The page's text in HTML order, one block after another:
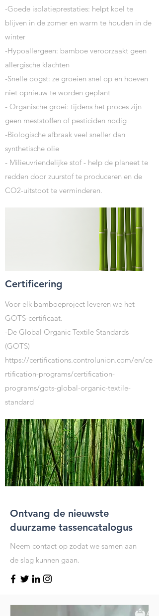
-Goede isolatieprestaties: helpt koel te
blijven in de zomer en warm te houden in de
winter
-Hypoallergeen: bamboe veroorzaakt geen
allergische klachten
-Snelle oogst: ze groeien snel op en hoeven
niet opnieuw te worden geplant
- Organische groei: tijdens het proces zijn
geen meststoffen of pesticiden nodig
-Biologische afbraak veel sneller dan
synthetische olie
- Milieuvriendelijke stof - help de planeet te
redden door zuurstof te produceren en de
CO2-uitstoot te verminderen.
Certificering
Voor elk bamboeproject leveren we het
GOTS-certificaat.
-De Global Organic Textile Standards
(GOTS)
https://certifications.controlunion.com/en/ce
rtification-programs/certification-
programs/gots-global-organic-textile-
standard
Ontvang de nieuwste
duurzame tassencatalogus
Neem contact op zodat we samen aan
de slag kunnen gaan.